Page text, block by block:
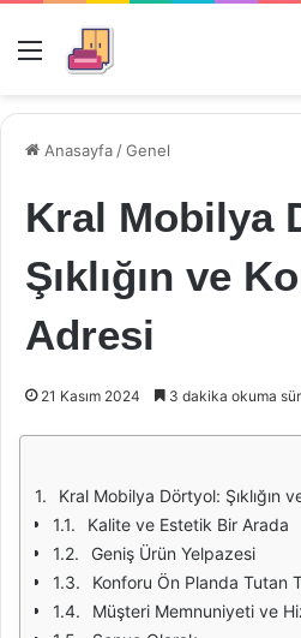
Menü
Anasayfa /Genel
Kral Mobilya
Şıklığın ve
Adresi
21 Kasım 2024 3 dakika okuma
Kral Mobilya Dörtyol: Şıklığın
Kalite ve Estetik Bir Arada
Geniş Ürün Yelpazesi
Konforu Ön Planda Tutan
Müşteri Memnuniyeti ve